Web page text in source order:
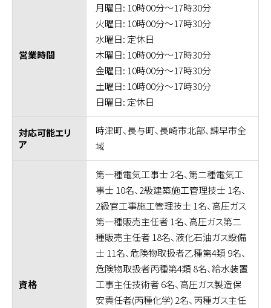
営業時間
月曜日: 10時00分～17時30分
火曜日: 10時00分～17時30分
水曜日: 定休日
木曜日: 10時00分～17時30分
金曜日: 10時00分～17時30分
土曜日: 10時00分～17時30分
日曜日: 定休日
対応可能エリ
ア
時津町、長与町、長崎市北部、諫早市全
域
資格
第一種電気工事士 2名、第二種電気工
事士 10名、2級建築施工管理技士 1名、
2級官工事施工管理技士 1名、高圧ガス
第一種販売主任者 1名、高圧ガス第二
種販売主任者 18名、液化石油ガス設備
士 11名、危険物取扱者乙種第4類 9名、
危険物取扱者丙種第4類 8名、給水装置
工事主任技術者 6名、高圧ガス製造保
安責任者(丙種化学) 2名、丙種ガス主任